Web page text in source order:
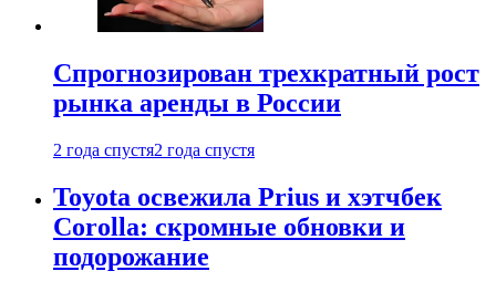
Спрогнозирован трехкратный рост
рынка аренды в России
2 года спустя2 года спустя
Toyota освежила Prius и хэтчбек
Corolla: скромные обновки и
подорожание